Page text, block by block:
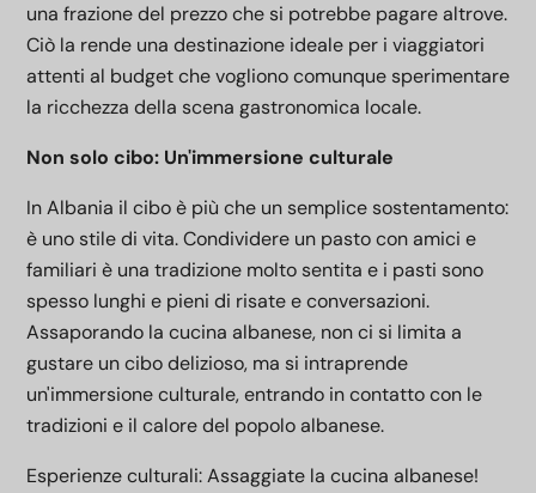
una frazione del prezzo che si potrebbe pagare altrove.
Ciò la rende una destinazione ideale per i viaggiatori
attenti al budget che vogliono comunque sperimentare
la ricchezza della scena gastronomica locale.
Non solo cibo: Un'immersione culturale
In Albania il cibo è più che un semplice sostentamento:
è uno stile di vita. Condividere un pasto con amici e
familiari è una tradizione molto sentita e i pasti sono
spesso lunghi e pieni di risate e conversazioni.
Assaporando la cucina albanese, non ci si limita a
gustare un cibo delizioso, ma si intraprende
un'immersione culturale, entrando in contatto con le
tradizioni e il calore del popolo albanese.
Esperienze culturali: Assaggiate la cucina albanese!